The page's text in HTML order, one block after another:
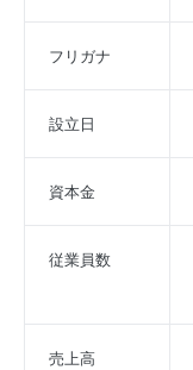
フリガナ
設立日
資本金
従業員数
売上高